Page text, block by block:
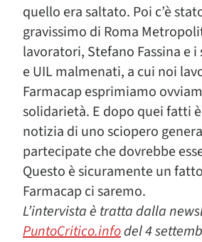
quello era saltato. Poi c’è
gravissimo di Roma
lavoratori, Stefano Fassina e i
e UIL malmenati, a cui noi
Farmacap esprimiamo
solidarietà. E dopo quei fatti
notizia di uno sciopero
partecipate che dovrebbe
Questo è sicuramente un
Farmacap ci saremo.
L’intervista è tratta dalla
PuntoCritico.infodel 4